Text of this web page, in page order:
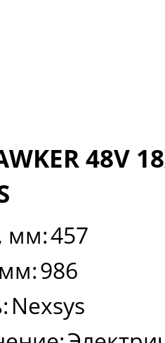
48V
мм:457
986
Nexsys